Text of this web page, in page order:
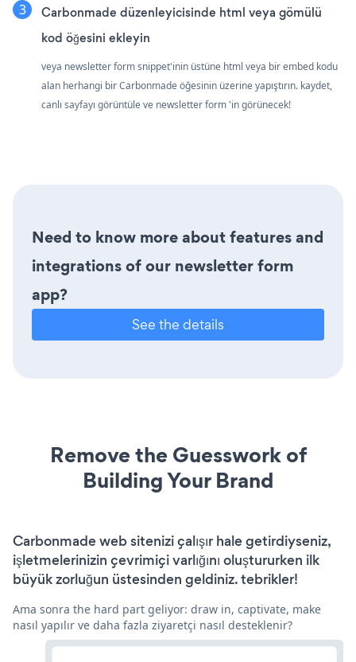
Carbonmade düzenleyicisinde html veya gömülü
kod öğesini ekleyin
veya newsletter form snippet'inin üstüne html veya bir embed kodu
alan herhangi bir Carbonmade öğesinin üzerine yapıştırın. kaydet,
canlı sayfayı görüntüle ve newsletter form 'in görünecek!
Need to know more about features and
integrations of our newsletter form
app?
See the details
Remove the Guesswork of
Building Your Brand
Carbonmade web sitenizi çalışır hale getirdiyseniz,
işletmelerinizin çevrimiçi varlığını oluştururken ilk
büyük zorluğun üstesinden geldiniz. tebrikler!
Ama sonra the hard part geliyor: draw in, captivate, make
nasıl yapılır ve daha fazla ziyaretçi nasıl desteklenir?